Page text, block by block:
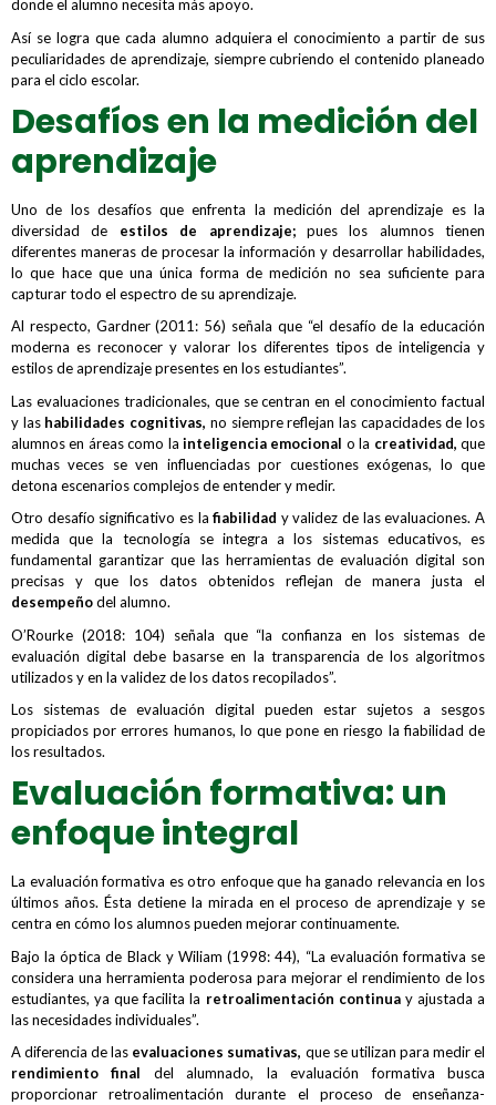
donde el alumno necesita más apoyo.
Así se logra que cada alumno adquiera el conocimiento a partir de sus
peculiaridades de aprendizaje, siempre cubriendo el contenido planeado
para el ciclo escolar.
Desafíos en la medición del
aprendizaje
Uno de los desafíos que enfrenta la medición del aprendizaje es la
diversidad de estilos de aprendizaje;pues los alumnos tienen
diferentes maneras de procesar la información y desarrollar habilidades,
lo que hace que una única forma de medición no sea suficiente para
capturar todo el espectro de su aprendizaje.
Al respecto, Gardner (2011: 56) señala que “el desafío de la educación
moderna es reconocer y valorar los diferentes tipos de inteligencia y
estilos de aprendizaje presentes en los estudiantes”.
Las evaluaciones tradicionales, que se centran en el conocimiento factual
y las habilidades cognitivas, no siempre reflejan las capacidades de los
alumnos en áreas como la inteligencia emocional o la creatividad, que
muchas veces se ven influenciadas por cuestiones exógenas, lo que
detona escenarios complejos de entender y medir.
Otro desafío significativo es lafiabilidad y validez de las evaluaciones. A
medida que la tecnología se integra a los sistemas educativos, es
fundamental garantizar que las herramientas de evaluación digital son
precisas y que los datos obtenidos reflejan de manera justa el
desempeñodel alumno.
O’Rourke (2018: 104) señala que “la confianza en los sistemas de
evaluación digital debe basarse en la transparencia de los algoritmos
utilizados y en la validez de los datos recopilados”.
Los sistemas de evaluación digital pueden estar sujetos a sesgos
propiciados por errores humanos, lo que pone en riesgo la fiabilidad de
los resultados.
Evaluación formativa: un
enfoque integral
La evaluación formativa es otro enfoque que ha ganado relevancia en los
últimos años. Ésta detiene la mirada en el proceso de aprendizaje y se
centra en cómo los alumnos pueden mejorar continuamente.
Bajo la óptica de Black y Wiliam (1998: 44), “La evaluación formativa se
considera una herramienta poderosa para mejorar el rendimiento de los
estudiantes, ya que facilita la retroalimentación continuay ajustada a
las necesidades individuales”.
A diferencia de las evaluaciones sumativas, que se utilizan para medir el
rendimiento final del alumnado, la evaluación formativa busca
proporcionar retroalimentación durante el proceso de enseñanza-